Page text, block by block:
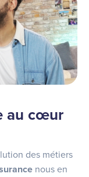
au cœur
des métiers
nous en